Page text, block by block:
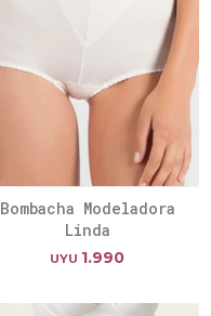
Bombacha Modeladora
Linda
UYU 1.990